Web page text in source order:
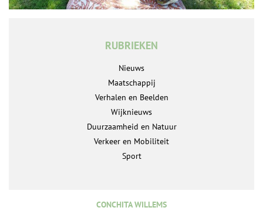
RUBRIEKEN
Nieuws
Maatschappij
Verhalen en Beelden
Wijknieuws
Duurzaamheid en Natuur
Verkeer en Mobiliteit
Sport
CONCHITA WILLEMS